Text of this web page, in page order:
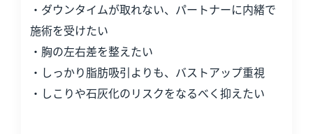
・ダウンタイムが取れない、パートナーに内緒で
施術を受けたい
・胸の左右差を整えたい
・しっかり脂肪吸引よりも、バストアップ重視
・しこりや石灰化のリスクをなるべく抑えたい